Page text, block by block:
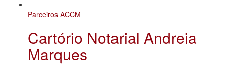
Parceiros ACCM
Cartório Notarial Andreia
Marques